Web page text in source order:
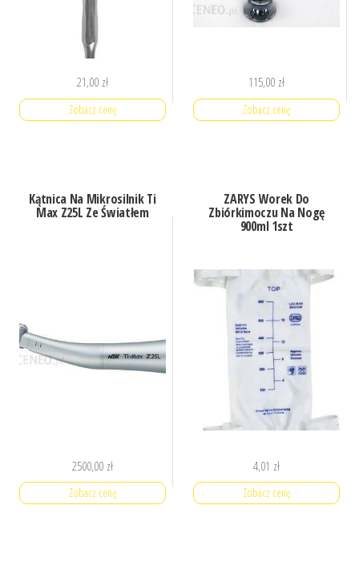
21,00 zł
Zobacz cenę
115,00 zł
Zobacz cenę
Kątnica Na Mikrosilnik Ti
Max Z25L Ze Światłem
2500,00 zł
Zobacz cenę
ZARYS Worek Do
Zbiórkimoczu Na Nogę
900ml 1szt
4,01 zł
Zobacz cenę